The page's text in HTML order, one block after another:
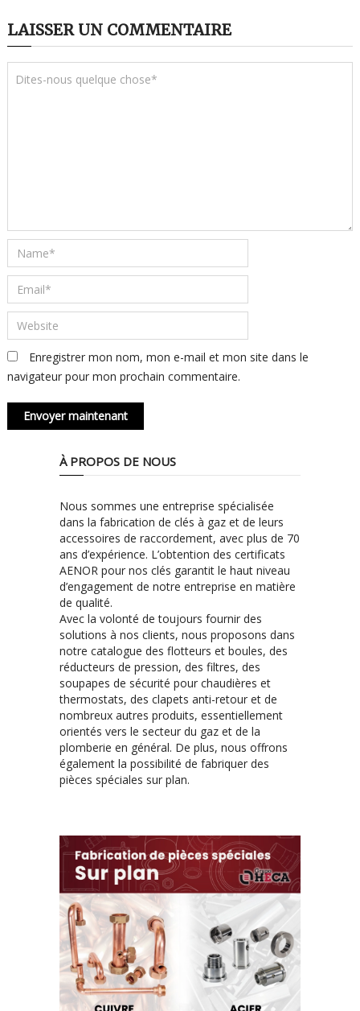
LAISSER UN COMMENTAIRE
Enregistrer mon nom, mon e-mail et mon site dans le
navigateur pour mon prochain commentaire.
À PROPOS DE NOUS
Nous sommes une entreprise spécialisée
dans la fabrication de clés à gaz et de leurs
accessoires de raccordement, avec plus de 70
ans d’expérience. L’obtention des certificats
AENOR pour nos clés garantit le haut niveau
d’engagement de notre entreprise en matière
de qualité.
Avec la volonté de toujours fournir des
solutions à nos clients, nous proposons dans
notre catalogue des flotteurs et boules, des
réducteurs de pression, des filtres, des
soupapes de sécurité pour chaudières et
thermostats, des clapets anti-retour et de
nombreux autres produits, essentiellement
orientés vers le secteur du gaz et de la
plomberie en général. De plus, nous offrons
également la possibilité de fabriquer des
pièces spéciales sur plan.